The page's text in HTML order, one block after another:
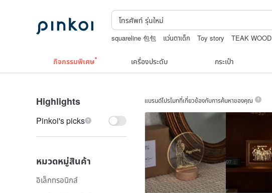
squareline 包包 แว่นตาเด็ก Toy story TEAK WOOD
กิจกรรมพิเศษ เครื่องประดับ กระเป๋า
Highlights
Pinkoi's picks
หมวดหมู่สินค้า
อิเล็กทรอนิกส์
แบรนด์โปรโมทที่เกี่ยวข้องกับการค้นหาของคุณ